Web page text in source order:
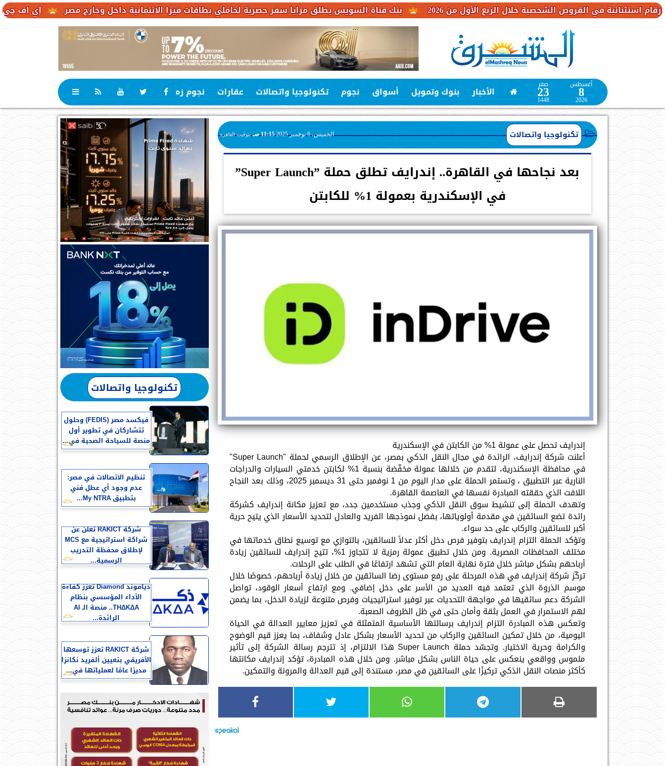
إي اف چي فاينانس بنك قناة السويس يطلق مزايا سفر حصرية لحاملي بطاقات فيزا الائتمانية داخل وخارج مصر في القروض الشخصية خلال الربع الأول من 2026
أغسطس
8
2026
صفر
23
1448
الأخبار بنوك وتمويل أسواق نجوم تكنولوجيا واتصالات عقارات نجوم زمان رياضة
تكنولوجيا واتصالات الخميس، 6 نوفمبر 2025 11:15 صـ بتوقيت القاهرة
بعد نجاحها في القاهرة.. إندرايف تطلق حملة ”Super Launch”
في الإسكندرية بعمولة 1% للكابتن
إندرايف تحصل على عمولة 1% من الكابتن في الإسكندرية
أعلنت شركة إندرايف، الرائدة في مجال النقل الذكي بمصر، عن الإطلاق الرسمي لحملة "Super Launch"
في محافظة الإسكندرية، لتقدم من خلالها عمولة مخفّضة بنسبة 1% لكابتن خدمتي السيارات والدراجات
النارية عبر التطبيق ، وتستمر الحملة على مدار اليوم من 1 نوفمبر حتى 31 ديسمبر 2025، وذلك بعد النجاح
اللافت الذي حققته المبادرة نفسها في العاصمة القاهرة.
وتهدف الحملة إلى تنشيط سوق النقل الذكي وجذب مستخدمين جدد، مع تعزيز مكانة إندرايف كشركة
رائدة تضع السائقين في مقدمة أولوياتها، بفضل نموذجها الفريد والعادل لتحديد الأسعار الذي يتيح حرية
أكبر للسائقين والركاب على حد سواء.
وتؤكد الحملة التزام إندرايف بتوفير فرص دخل أكثر عدلاً للسائقين، بالتوازي مع توسيع نطاق خدماتها في
مختلف المحافظات المصرية. ومن خلال تطبيق عمولة رمزية لا تتجاوز 1%، تتيح إندرايف للسائقين زيادة
أرباحهم بشكل مباشر خلال فترة نهاية العام التي تشهد ارتفاعًا في الطلب على الرحلات.
تركّز شركة إندرايف في هذه المرحلة على رفع مستوى رضا السائقين من خلال زيادة أرباحهم، خصوصًا خلال
موسم الذروة الذي تعتمد فيه العديد من الأسر على دخل إضافي. ومع ارتفاع أسعار الوقود، تواصل
الشركة دعم سائقيها في مواجهة التحديات عبر توفير استراتيجيات وفرص متنوعة لزيادة الدخل، بما يضمن
لهم الاستمرار في العمل بثقة وأمان حتى في ظل الظروف الصعبة.
وتعكس هذه المبادرة التزام إندرايف برسالتها الأساسية المتمثلة في تعزيز معايير العدالة في الحياة
اليومية، من خلال تمكين السائقين والركاب من تحديد الأسعار بشكل عادل وشفاف، بما يعزز قيم الوضوح
والكرامة وحرية الاختيار. وتجسّد حملة Super Launch هذا الالتزام، إذ تترجم رسالة الشركة إلى تأثير
ملموس وواقعي ينعكس على حياة الناس بشكل مباشر. ومن خلال هذه المبادرة، تؤكد إندرايف مكانتها
كأكثر منصات النقل الذكي تركيزًا على السائقين في مصر، مستندة إلى قيم العدالة والمرونة والتمكين.
تكنولوجيا واتصالات
فيكسد مصر (FEDIS) وحلول
تتشاركان في تطوير أول
منصة للسياحة الصحية في...
تنظيم الاتصالات في مصر:
عدم وجود أي عطل فني
بتطبيق My NTRA...
شركة RAKICT تعلن عن
شراكة استراتيجية مع MCS
لإطلاق محفظة التدريب
الرسمية...
دياموند Diamond تعزز كفاءة
الأداء المؤسسي بنظام
THΔKΔA.. منصة الـ AI
الرائدة...
شركة RAKICT تعزز توسعها
الأفريقي بتعيين ألفريد نكانزا
مديرًا عامًا لعملياتها في...